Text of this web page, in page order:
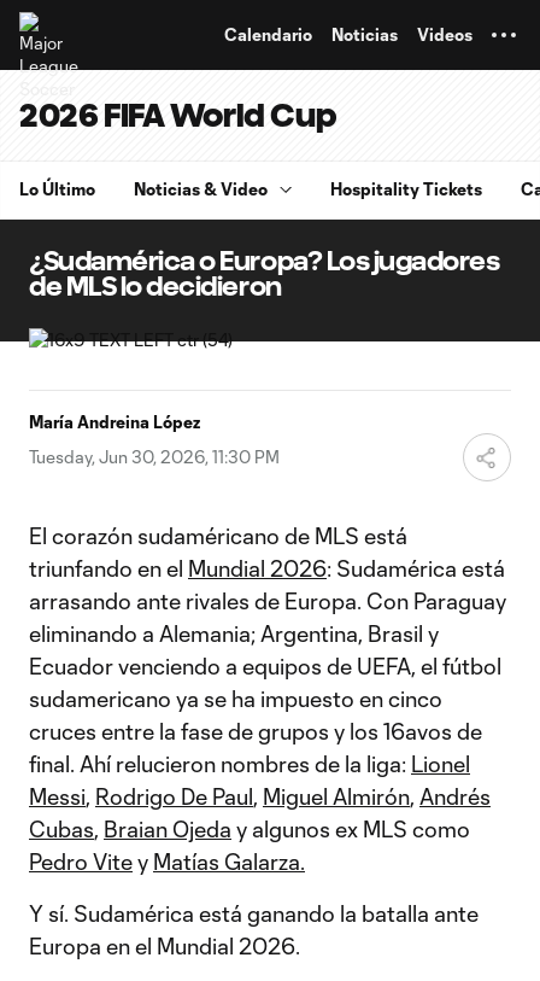
Calendario Noticias Videos
2026 FIFA World Cup
Lo Último Noticias & Video Hospitality Tickets
¿Sudamérica o Europa? Los jugadores
de MLS lo decidieron
María Andreina López
Tuesday, Jun 30, 2026, 11:30 PM
El corazón sudaméricano de MLS está
triunfando en el Mundial 2026: Sudamérica está
arrasando ante rivales de Europa. Con Paraguay
eliminando a Alemania; Argentina, Brasil y
Ecuador venciendo a equipos de UEFA, el fútbol
sudamericano ya se ha impuesto en cinco
cruces entre la fase de grupos y los 16avos de
final. Ahí relucieron nombres de la liga: Lionel
Messi, Rodrigo De Paul, Miguel Almirón, Andrés
Cubas, Braian Ojeda y algunos ex MLS como
Pedro Vitey Matías Galarza.
Y sí. Sudamérica está ganando la batalla ante
Europa en el Mundial 2026.